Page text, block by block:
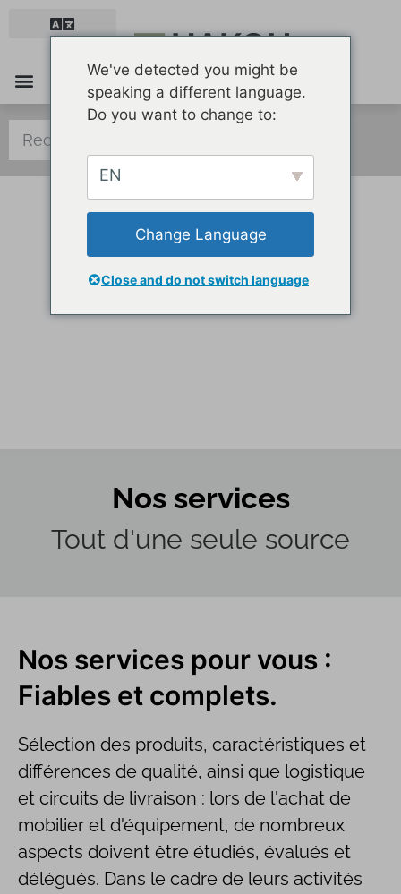
Le travail d’équipe mène au succès.
HAKOH VOUS FACILITE LA VIE
Nos services
Tout d'une seule source
Nos services pour vous :
Fiables et complets.
Sélection des produits, caractéristiques et
différences de qualité, ainsi que logistique
et circuits de livraison : lors de l'achat de
mobilier et d'équipement, de nombreux
aspects doivent être étudiés, évalués et
délégués. Dans le cadre de leurs activités
We've detected you might be
speaking a different language.
Do you want to change to:
EN
Change Language
Close and do not switch language